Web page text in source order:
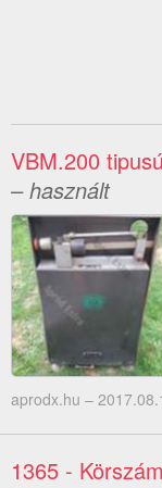
VBM.200
– használt
aprodx.hu –
1365 -